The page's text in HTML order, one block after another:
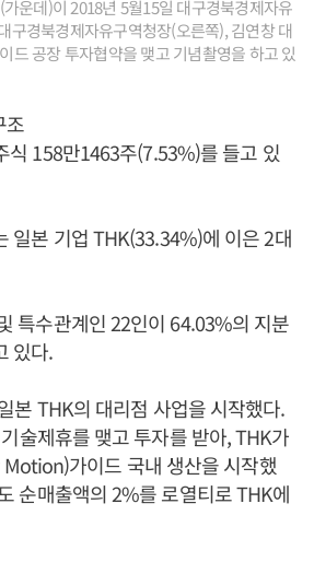
운데)이 2018년 5월15일 대구경북경제자유
구경북경제자유구역청장(오른쪽), 김연창 대
드 공장 투자협약을 맺고 기념촬영을 하고 있
조
식 158만1463주(7.53%)를 들고 있
일본 기업 THK(33.34%)에 이은 2대
특수관계인 22인이 64.03%의 지분
있다.
본 THK의 대리점 사업을 시작했다.
술제휴를 맺고 투자를 받아, THK가
가이드 국내 생산을 시작했
순매출액의 2%를 로열티로 THK에